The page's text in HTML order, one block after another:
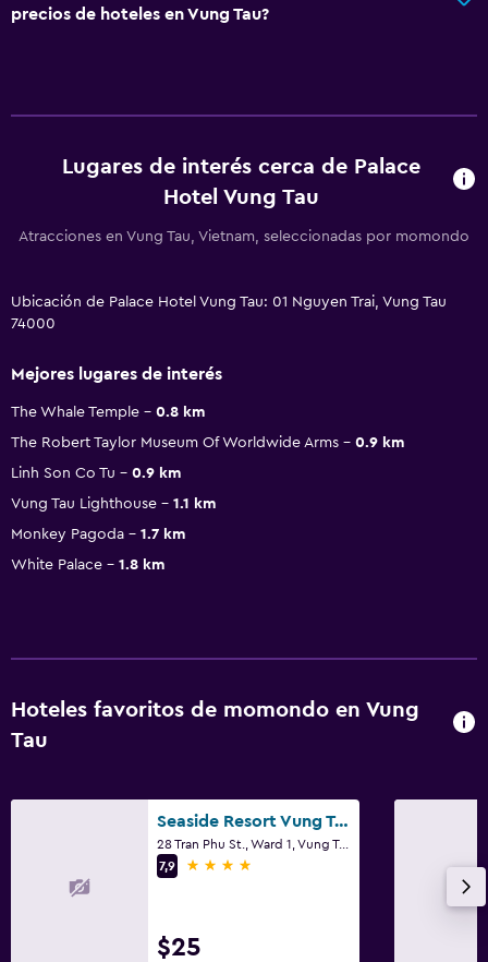
precios de hoteles en Vung Tau?
Lugares de interés cerca de Palace
Hotel Vung Tau
Atracciones en Vung Tau, Vietnam, seleccionadas por momondo
Ubicación de Palace Hotel Vung Tau: 01 Nguyen Trai, Vung Tau
74000
Mejores lugares de interés
The Whale Temple
0.8 km
The Robert Taylor Museum Of Worldwide Arms
0.9 km
Linh Son Co Tu
0.9 km
Vung Tau Lighthouse
1.1 km
Monkey Pagoda
1.7 km
White Palace
1.8 km
Hoteles favoritos de momondo en Vung
Tau
Seaside Resort Vung Tau
28 Tran Phu St., Ward 1, Vung Tau
7,9
4 estrellas
$25